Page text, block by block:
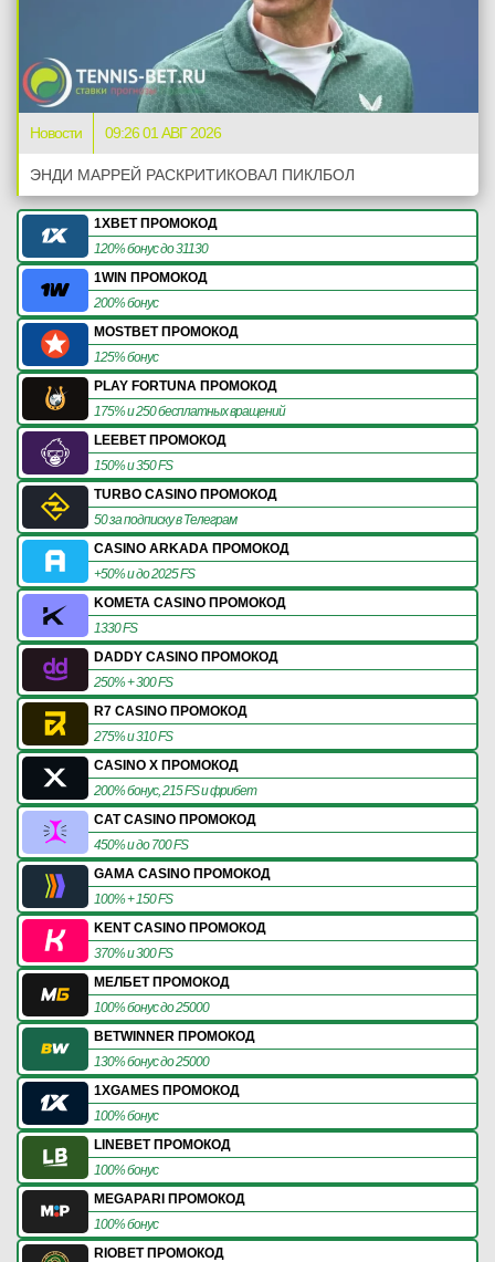
Новости 09:26 01 АВГ 2026
ЭНДИ МАРРЕЙ РАСКРИТИКОВАЛ ПИКЛБОЛ
1XBET ПРОМОКОД
120% бонус до 31130
1WIN ПРОМОКОД
200% бонус
MOSTBET ПРОМОКОД
125% бонус
PLAY FORTUNA ПРОМОКОД
175% и 250 бесплатных вращений
LEEBET ПРОМОКОД
150% и 350 FS
TURBO CASINO ПРОМОКОД
50 за подписку в Телеграм
CASINO ARKADA ПРОМОКОД
+50% и до 2025 FS
KOMETA CASINO ПРОМОКОД
1330 FS
DADDY CASINO ПРОМОКОД
250% + 300 FS
R7 CASINO ПРОМОКОД
275% и 310 FS
CASINO X ПРОМОКОД
200% бонус, 215 FS и фрибет
CAT CASINO ПРОМОКОД
450% и до 700 FS
GAMA CASINO ПРОМОКОД
100% + 150 FS
KENT CASINO ПРОМОКОД
370% и 300 FS
МЕЛБЕТ ПРОМОКОД
100% бонус до 25000
BETWINNER ПРОМОКОД
130% бонус до 25000
1XGAMES ПРОМОКОД
100% бонус
LINEBET ПРОМОКОД
100% бонус
MEGAPARI ПРОМОКОД
100% бонус
RIOBET ПРОМОКОД